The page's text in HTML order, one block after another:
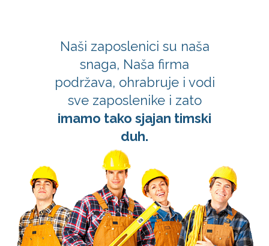
Naši zaposlenici su naša
snaga, Naša firma
podržava, ohrabruje i vodi
sve zaposlenike i zato
imamo tako sjajan timski
duh.